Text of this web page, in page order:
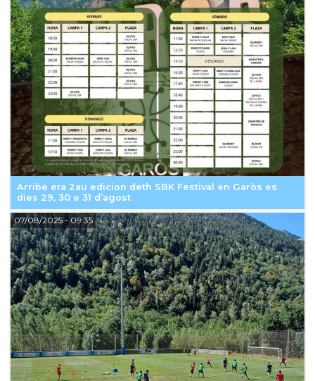
Arribe era 2au edicion deth SBK Festival en Garòs es
dies 29, 30 e 31 d’agost
07/08/2025- 09:35